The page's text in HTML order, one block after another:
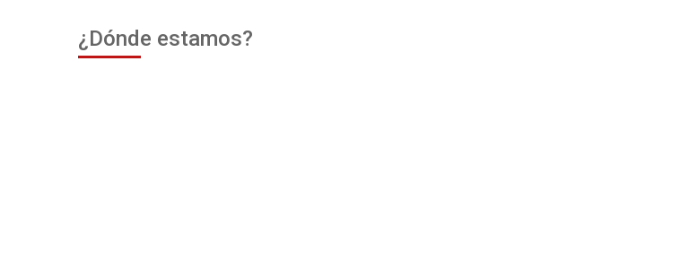
¿Dónde estamos?